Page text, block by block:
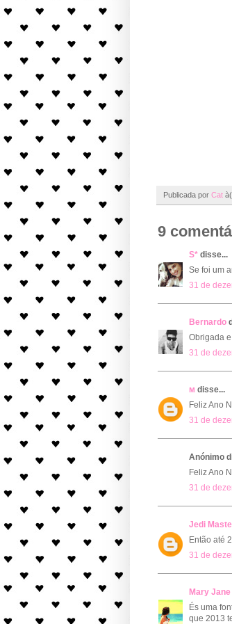
Publicada por Cat
9
S* disse...
Se foi um
31 de
Bernardo
Obrigada
31 de
м disse...
Feliz Ano
31 de
Anónimo
Feliz Ano
31 de
Jedi
Então até
31 de
Mary Jane
És uma
que 2013